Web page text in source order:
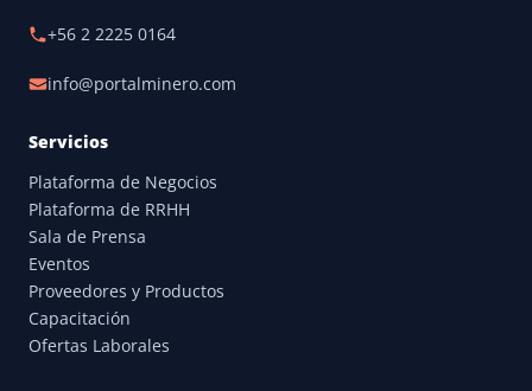
+56 2 2225 0164
info@portalminero.com
Servicios
Plataforma de Negocios
Plataforma de RRHH
Sala de Prensa
Eventos
Proveedores y Productos
Capacitación
Ofertas Laborales